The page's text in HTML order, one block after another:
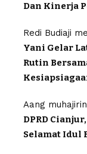
Dan Kinerja
Redi Budiaji
Yani Gelar
Rutin
Aang muhajirin
DPRD
Selamat Idul